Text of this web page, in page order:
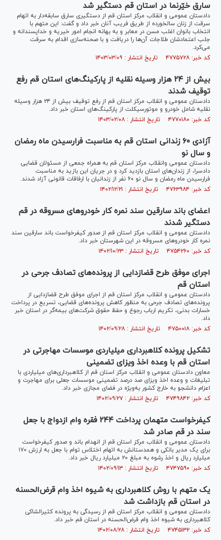
سارق خیّرنما در استان قم دستگیر شد
دادستان عمومی و انقلاب مرکز استان قم از دستگیری سارق سابقه‌دار به اتهام
سرقت از زنان سالخورده از طریق فریب آنان خبر داد و گفت: این متهم با
انتخاب بانوان اغلب مسن در معابر و به بهانه انجام امور خیریه و خداپسندانه و
جلب اعتمادشان طلاجات آن‌ها را دریافت و با صحنه‌سازی اقدام به سرقت
می‌کرد.
کد خبر: ۴۷۷۵۷۲۸ تاریخ انتشار : ۱۴۰۳/۰۳/۰۹
بیش از ۲۴ هزار وسیله نقلیه از پارکینگ‌های استان قم رفع
توقیف شدند
دادستان عمومی و انقلاب مرکز استان قم از رفع توقیف بیش از ۲۴ هزار وسیله
نقلیه شامل خودرو و موتورسیکلت از پارکینگ‌های استان خبر داد.
کد خبر: ۴۷۷۰۱۸۰ تاریخ انتشار : ۱۴۰۳/۰۲/۰۸
آزادی ۶۰ زندانی استان قم به مناسبت فرارسیدن ماه رمضان
و سال نو
دادستان عمومی وانقلاب مرکز استان قم به همراه جمعی از مسئولان قضایی
دادسرا، از زندان‌های استان بازدید کرد و در جریان این بازید به مناسبت
فرارسیدن ماه رمضان و سال نو ۶۰ نفر از زندانیان با ارفاقات قانونی آزاد شدند.
کد خبر: ۴۷۶۳۹۸۴ تاریخ انتشار : ۱۴۰۲/۱۲/۲۱
اعضای باند سارقین سند نمره کار خودرو‌های مسروقه در قم
دستگیر شدند
دادستان عمومی و انقلاب مرکز استان قم از صدور کیفرخواست باند سارقین سند
نمره کار خودرو‌های مسروقه در این شهرستان خبر داد.
کد خبر: ۴۷۵۴۲۶۰ تاریخ انتشار : ۱۴۰۲/۱۰/۲۳
اجرای موفق طرح قضازدایی از پرونده‌های تصادف جرحی در
استان قم
دادستان عمومی و انقلاب مرکز استان قم از اجرای موفق طرح قضازدایی از
پرونده‌های تصادف جرحی به منظور کاهش پرونده‌های قضایی، تسریع در پرداخت
خسارات بدنی، تکریم ارباب رجوع و حفظ حقوق شرکت‌های بیمه‌گر در استان خبر
داد.
کد خبر: ۴۷۵۰۰۱۸ تاریخ انتشار : ۱۴۰۲/۰۹/۲۸
تشکیل پرونده کلاهبرداری میلیاردی موسسات مهاجرتی در
استان قم با وعده اخذ ویزای تضمینی
معاون دادستان عمومی و انقلاب مرکز استان قم از کلاهبرداری‌های میلیاردی با
تبلیغات و وعده اخذ ویزای صد درصد تضمینی موسسات جعلی برای مهاجرت و
اعزام دانشجو به خارج کشور به‌ویژه در فضای مجازی خبر داد.
کد خبر: ۴۷۴۹۸۴۲ تاریخ انتشار : ۱۴۰۲/۰۹/۲۷
کیفرخواست متهمان پرداخت ۲۴۴ فقره وام ازدواج با جعل
سند در قم صادر شد
دادستان عمومی و انقلاب مرکز استان قم از انهدام باند و صدور کیفرخواست
برای یک مدیر بانکی و همدستانش به اتهام اختلاس توام با جعل به ارزش ۱۷۰
میلیارد ریال و اخذ رشوه به مبلغ ۲۰ میلیارد ریال خبر داد.
کد خبر: ۴۷۴۷۵۹۰ تاریخ انتشار : ۱۴۰۲/۰۹/۱۳
یک متهم با روش کلاهبرداری به شیوه اخذ وام قرض‌الحسنه
در استان قم بازداشت شد
دادستان عمومی و انقلاب مرکز استان قم از رسیدگی به پرونده کثیرالشاکی
کلاهبرداری به شیوه اخذ وام قرض‌الحسنه در استان قم خبر داد.
کد خبر: ۴۷۴۵۱۳۲ تاریخ انتشار : ۱۴۰۲/۰۸/۲۸